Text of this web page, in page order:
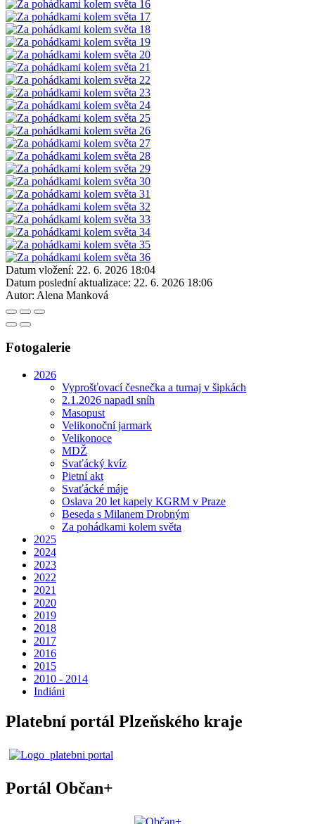
Datum vložení: 22. 6. 2026 18:04
Datum poslední aktualizace: 22. 6. 2026 18:06
Autor: Alena Manková
Fotogalerie
2026
Vyprošťovací česnečka a turnaj v šipkách
2.1.2026 napadl sníh
Masopust
Velikonoční jarmark
Velikonoce
MDŽ
Svaťácký kvíz
Pietní akt
Svaťácké máje
Oslava 20 let kapely KGRM v Praze
Beseda s Milanem Drobným
Za pohádkami kolem světa
2025
2024
2023
2022
2021
2020
2019
2018
2017
2016
2015
2010 - 2014
Indiáni
Platební portál Plzeňského kraje
Portál Občan+